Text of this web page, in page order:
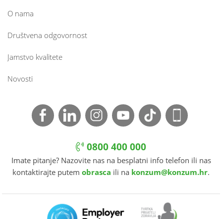
O nama
Društvena odgovornost
Jamstvo kvalitete
Novosti
0800 400 000
Imate pitanje? Nazovite nas na besplatni info telefon ili nas
kontaktirajte putem obrasca ili na konzum@konzum.hr.